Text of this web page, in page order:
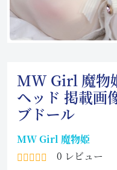
MW Girl 魔物
ヘッド 掲載画
ブドール
MW Girl 魔物姫
0 レビュー